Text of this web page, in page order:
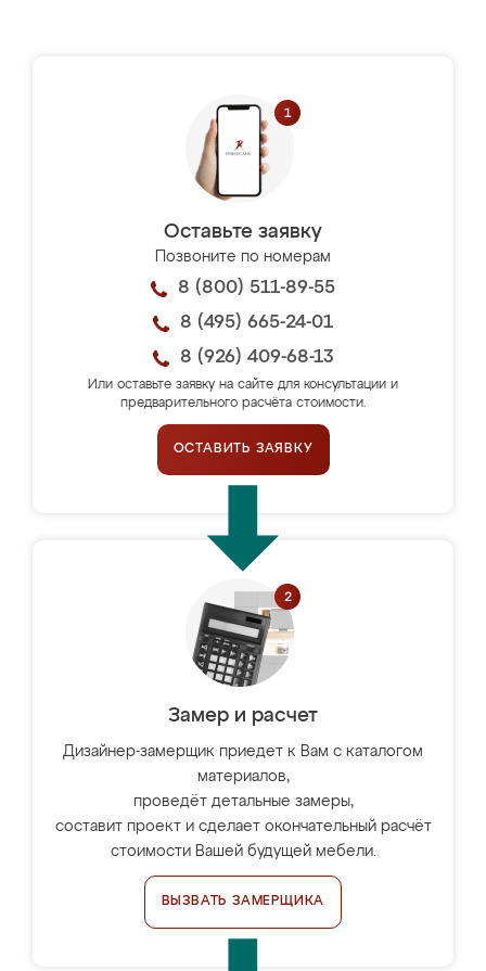
Оставьте заявку
Позвоните по номерам
8 (800) 511-89-55
8 (495) 665-24-01
8 (926) 409-68-13
Или оставьте заявку на сайте для консультации и
предварительного расчёта стоимости.
ОСТАВИТЬ ЗАЯВКУ
Замер и расчет
Дизайнер-замерщик приедет к Вам с каталогом
материалов,
проведёт детальные замеры,
составит проект и сделает окончательный расчёт
стоимости Вашей будущей мебели.
ВЫЗВАТЬ ЗАМЕРЩИКА